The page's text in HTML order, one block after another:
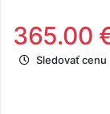
365.00
Sledovať cenu